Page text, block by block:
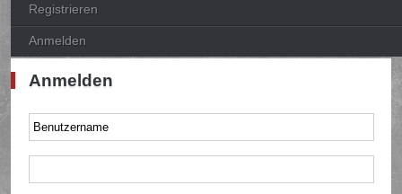
Registrieren
Anmelden
Anmelden